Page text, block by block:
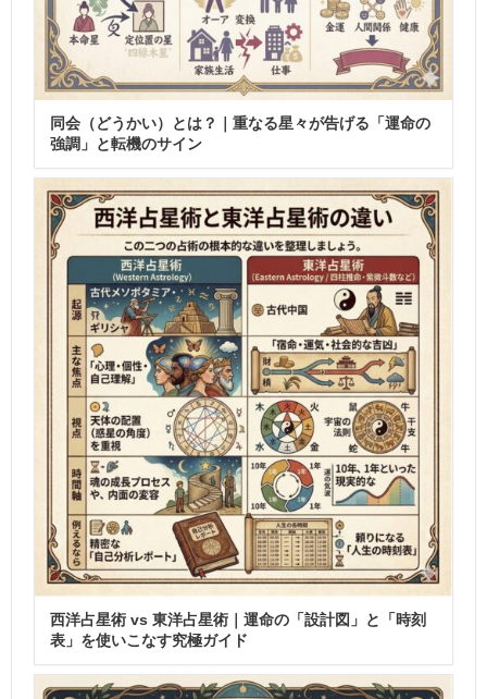
同会（どうかい）とは？｜重なる星々が告げる「運命の
強調」と転機のサイン
西洋占星術 vs 東洋占星術｜運命の「設計図」と「時刻
表」を使いこなす究極ガイド